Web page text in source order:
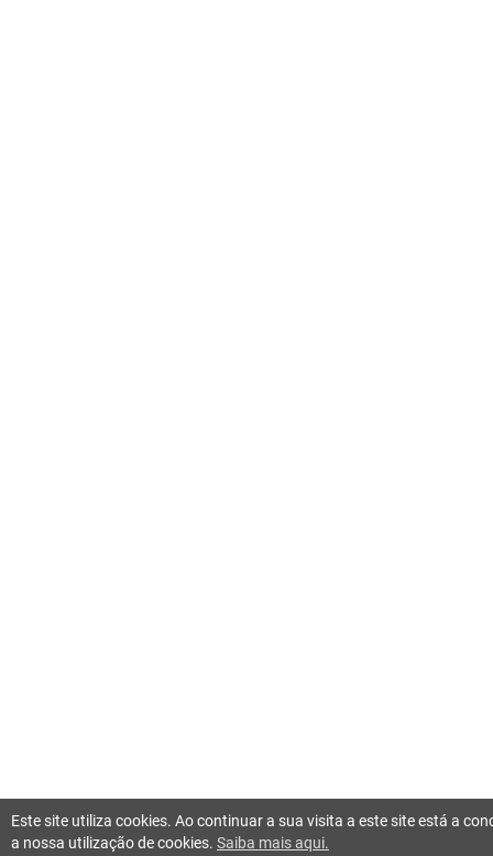
Este site utiliza cookies. Ao continuar a sua visita a este site está a
a nossa utilização de cookies. Saiba mais aqui.